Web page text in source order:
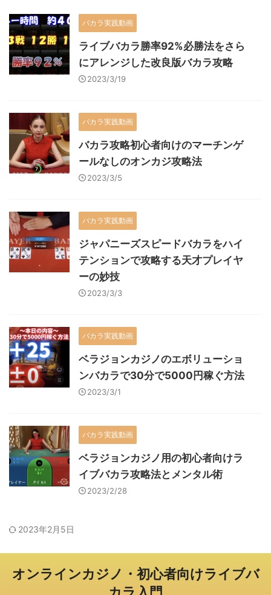
バカラ実践動画
ライブバカラ勝率92%必勝法をさら
にアレンジした改良版バカラ攻略
2023/3/19
バカラ実践動画
バカラ攻略初心者向けのマーチンゲ
ールなしのオンカジ攻略法
2023/3/5
バカラ実践動画
ジャパニーズスピードバカラをハイ
テンションで攻略する天才プレイヤ
ーの妙技
2023/3/3
バカラ実践動画
ベラジョンカジノのエボリューショ
ンバカラで30分で5000円稼ぐ方法
2023/3/1
バカラ実践動画
ベラジョンカジノ用の初心者向けラ
イブバカラ攻略法とメンタル術
2023/2/28
2023年2月5日
オンラインカジノ・初心者向けライブバ